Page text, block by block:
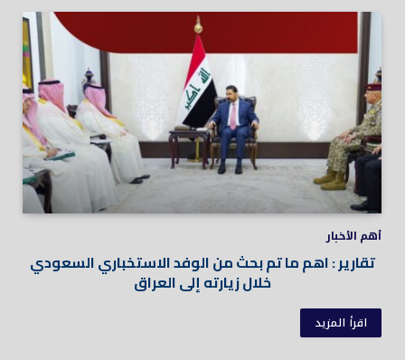
أهم الأخبار
تقارير : اهم ما تم بحث من الوفد الاستخباري السعودي
خلال زيارته إلى العراق
اقرأ المزيد